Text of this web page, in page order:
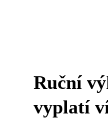
Ruční
vyplatí